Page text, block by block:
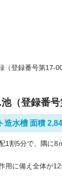
（登録番号第17-
（登録番号
造水槽 面積
1割5分で、隅に8
用に備え全体が